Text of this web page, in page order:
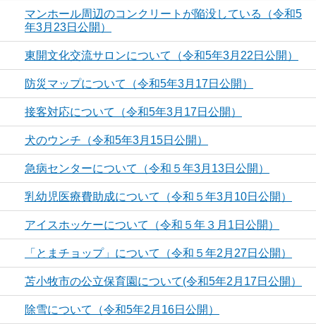
マンホール周辺のコンクリートが陥没している（令和5
年3月23日公開）
東開文化交流サロンについて（令和5年3月22日公開）
防災マップについて（令和5年3月17日公開）
接客対応について（令和5年3月17日公開）
犬のウンチ（令和5年3月15日公開）
急病センターについて（令和５年3月13日公開）
乳幼児医療費助成について（令和５年3月10日公開）
アイスホッケーについて（令和５年３月1日公開）
「とまチョップ」について（令和５年2月27日公開）
苫小牧市の公立保育園について(令和5年2月17日公開）
除雪について（令和5年2月16日公開）